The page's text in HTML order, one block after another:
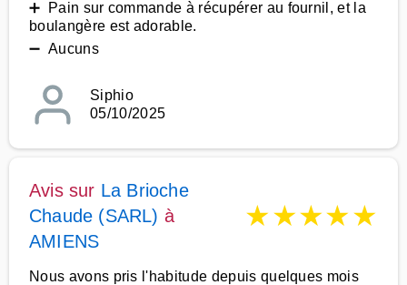
➕ Pain sur commande à récupérer au fournil, et la
boulangère est adorable.
➖ Aucuns
Siphio
05/10/2025
Avis sur La Brioche
Chaude (SARL) à
AMIENS
★★★★★
Nous avons pris l'habitude depuis quelques mois